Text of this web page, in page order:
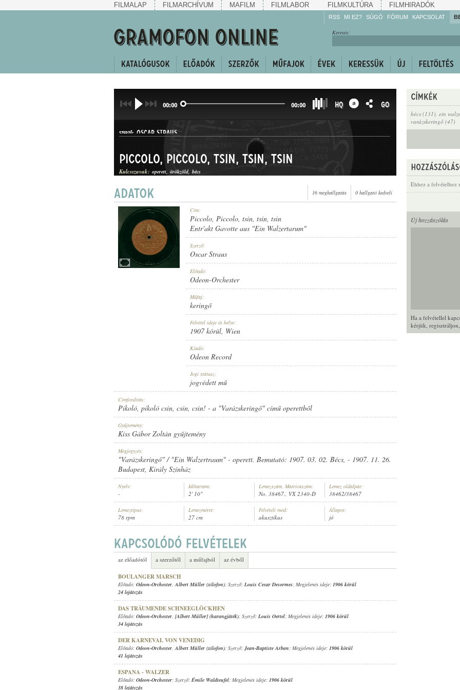
FILMALAP FILMARCHÍVUM MAFILM FILMLABOR FILMKULTÚRA FILMHIRADÓK
RSS MI EZ? SÚGÓ
Gyarapítsa!
FÓRUM KAPCSOLAT
Keresés:
bécs (131), ein
varázskeringő (47)
Ehhez a felvételhez
Új hozzászólás
Ha a felvétellel
kérjük, regisztráljon
00:00 00:00 HQ GO
ELŐADÓ: ODEON-ORCHESTER
SZERZŐ: OSCAR STRAUS
KERINGŐ
1907 KÖRÜL
NO. 38467.
Piccolo, Piccolo, tsin, tsin, tsin
Kulcsszavak: operett örökzöld bécs
16 meghallgatás 0 hallgató kedveli
Cím:
Piccolo, Piccolo, tsin, tsin, tsin
Entr'akt Gavotte aus "Ein Walzertarum"
Szerző:
Oscar Straus
Előadó:
Odeon-Orchester
Műfaj:
keringő
Felvétel ideje és helye:
1907 körül, Wien
Kiadó:
Odeon Record
Jogi státusz:
jogvédett mű
Címfordítás:
Pikoló, pikoló csin, csin, csin! - a "Varázskeringő" című operettből
Gyűjtemény:
Kiss Gábor Zoltán gyűjtemény
Megjegyzés:
"Varázskeringő" / "Ein Walzertraum" - operett. Bemutató: 1907. 03. 02. Bécs, - 1907. 11. 26.
Budapest, Király Színház
Nyelv:
-
Időtartam:
2' 10"
Lemezszám, Matricaszám:
No. 38467., VX 2340-D
Lemez oldalpár:
38462/38467
Lemeztípus:
78 rpm
Lemezméret:
27 cm
Felvételi mód:
akusztikus
Állapot:
jó
az előadótól a szerzőtől a műfajból az évből
BOULANGER MARSCH
Előadó: Odeon-Orchester,Albert Müller (xilofon); Szerző: Louis Cesar Desormes; Megjelenés ideje: 1906 körül
24 lejátszás
DAS TRÄUMENDE SCHNEEGLÖCKHEN
Előadó: Odeon-Orchester, [Albert Müller] (harangjáték); Szerző: Louis Oertel; Megjelenés ideje: 1906 körül
34 lejátszás
DER KARNEVAL VON VENEDIG
Előadó: Odeon-Orchester,Albert Müller (xilofon); Szerző:Jean-Baptiste Arban; Megjelenés ideje: 1906 körül
41 lejátszás
ESPANA - WALZER
Előadó: Odeon-Orchester; Szerző: Émile Waldteufel; Megjelenés ideje: 1906 körül
38 lejátszás